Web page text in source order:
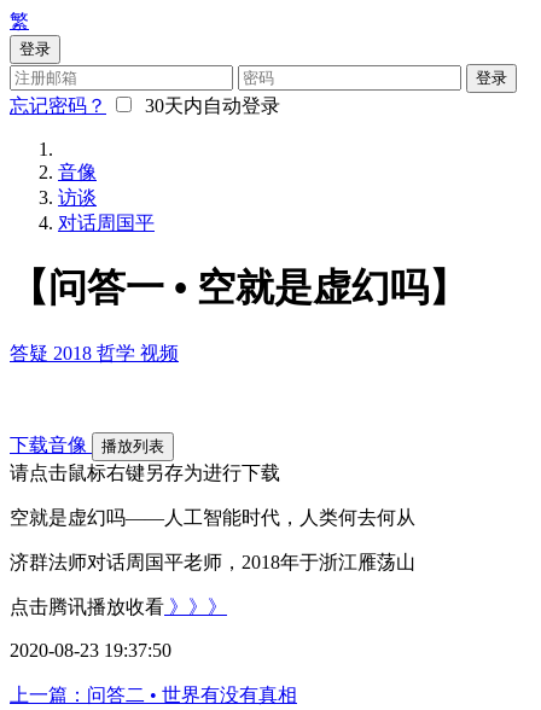
繁
登录
登录
忘记密码？ 30天内自动登录
音像
访谈
对话周国平
【问答一 • 空就是虚幻吗】
答疑 2018 哲学 视频
下载音像 播放列表
请点击鼠标右键另存为进行下载
空就是虚幻吗——人工智能时代，人类何去何从
济群法师对话周国平老师 ，2018年于浙江雁荡山
点击腾讯播放收看 》》》
2020-08-23 19:37:50
上一篇：问答二 • 世界有没有真相